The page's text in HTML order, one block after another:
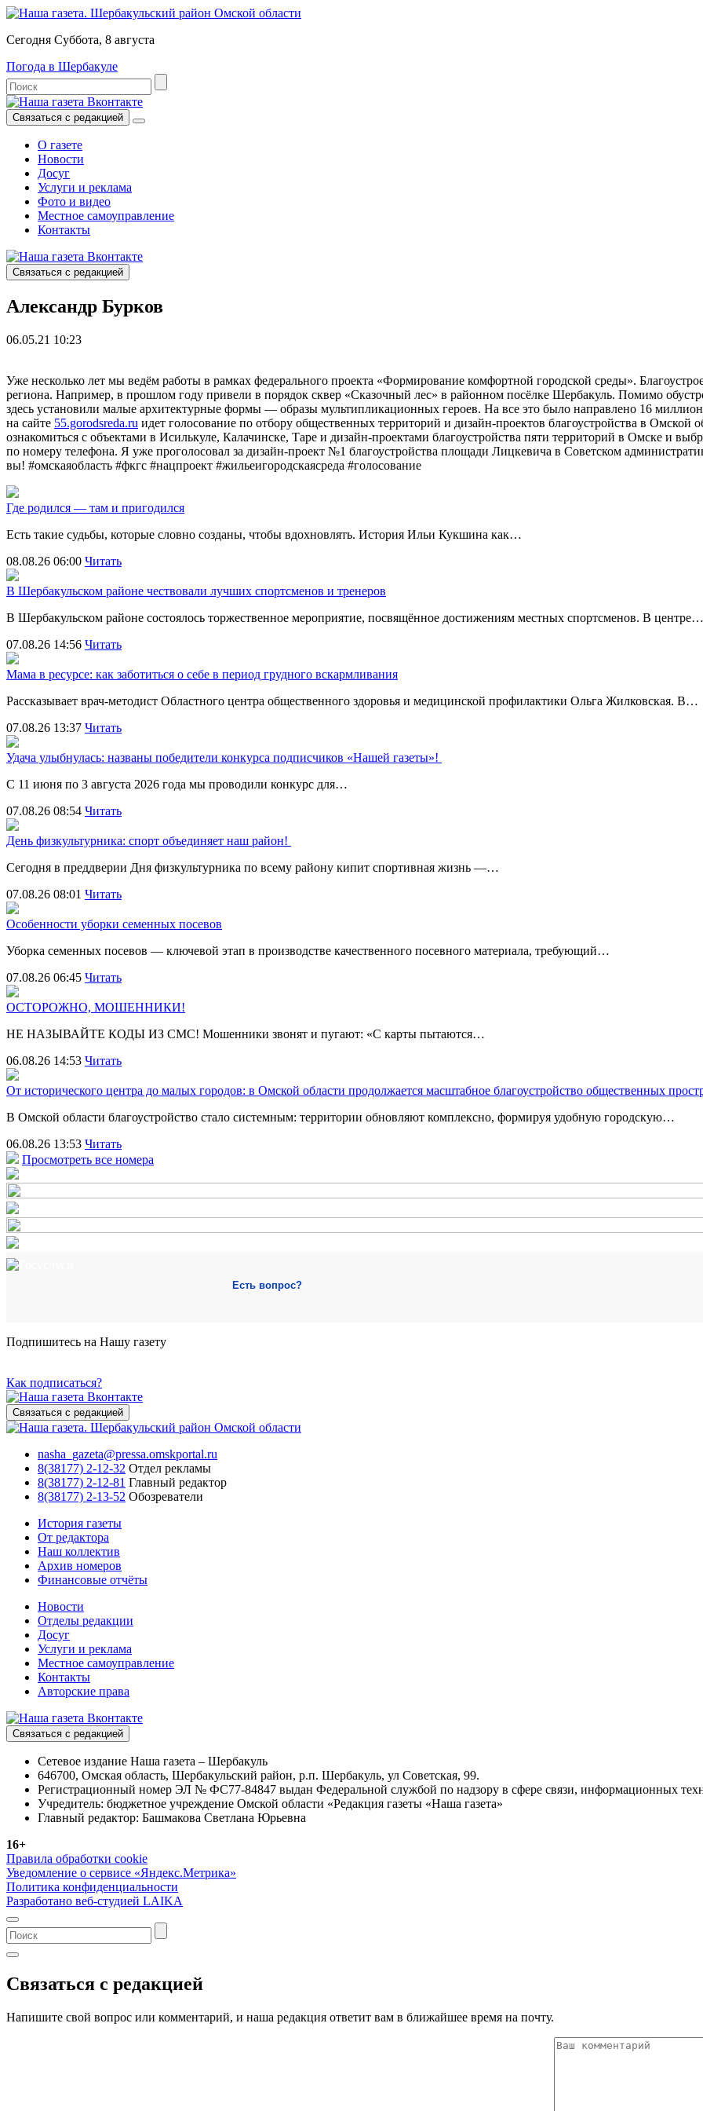
Сегодня Суббота, 8 августа
Погода в Шербакуле
Связаться с редакцией
О газете
Новости
Досуг
Услуги и реклама
Фото и видео
Местное самоуправление
Контакты
Связаться с редакцией
Александр Бурков
06.05.21 10:23
Уже несколько лет мы ведём работы в рамках федерального проекта «Формирование комфортной городской среды».
региона. Например, в прошлом году привели в порядок сквер «Сказочный лес» в районном посёлке Шербакуль. Помимо
здесь установили малые архитектурные формы — образы мультипликационных героев. На все это было направлено 16
на сайте 55.gorodsreda.ru идет голосование по отбору общественных территорий и дизайн-проектов благоустройства в
ознакомиться с объектами в Исилькуле, Калачинске, Таре и дизайн-проектами благоустройства пяти территорий в Омске и
по номеру телефона. Я уже проголосовал за дизайн-проект №1 благоустройства площади Лицкевича в Советском
вы! #омскаяобласть #фкгс #нацпроект #жильеигородскаясреда #голосование
Где родился — там и пригодился
Есть такие судьбы, которые словно созданы, чтобы вдохновлять. История Ильи Кукшина как…
08.08.26 06:00 Читать
В Шербакульском районе чествовали лучших спортсменов и тренеров
В Шербакульском районе состоялось торжественное мероприятие, посвящённое достижениям местных спортсменов. В центре…
07.08.26 14:56 Читать
Мама в ресурсе: как заботиться о себе в период грудного вскармливания
Рассказывает врач-методист Областного центра общественного здоровья и медицинской профилактики Ольга Жилковская. В…
07.08.26 13:37 Читать
Удача улыбнулась: названы победители конкурса подписчиков «Нашей газеты»!
С 11 июня по 3 августа 2026 года мы проводили конкурс для…
07.08.26 08:54 Читать
День физкультурника: спорт объединяет наш район!
Сегодня в преддверии Дня физкультурника по всему району кипит спортивная жизнь —…
07.08.26 08:01 Читать
Особенности уборки семенных посевов
Уборка семенных посевов — ключевой этап в производстве качественного посевного материала, требующий…
07.08.26 06:45 Читать
ОСТОРОЖНО, МОШЕННИКИ!
НЕ НАЗЫВАЙТЕ КОДЫ ИЗ СМС! Мошенники звонят и пугают: «С карты пытаются…
06.08.26 14:53 Читать
От исторического центра до малых городов: в Омской области продолжается масштабное благоустройство общественных
В Омской области благоустройство стало системным: территории обновляют комплексно, формируя удобную городскую…
06.08.26 13:53 Читать
Просмотреть все номера
Есть вопрос?
Подпишитесь на Нашу газету
Как подписаться?
Связаться с редакцией
nasha_gazeta@pressa.omskportal.ru
8(38177) 2-12-32 Отдел рекламы
8(38177) 2-12-81 Главный редактор
8(38177) 2-13-52 Обозреватели
История газеты
От редактора
Наш коллектив
Архив номеров
Финансовые отчёты
Новости
Отделы редакции
Досуг
Услуги и реклама
Местное самоуправление
Контакты
Авторские права
Связаться с редакцией
Сетевое издание Наша газета – Шербакуль
646700, Омская область, Шербакульский район, р.п. Шербакуль, ул Советская, 99.
Регистрационный номер ЭЛ № ФС77-84847 выдан Федеральной службой по надзору в сфере связи, информационных
Учредитель: бюджетное учреждение Омской области «Редакция газеты «Наша газета»
Главный редактор: Башмакова Светлана Юрьевна
16+
Правила обработки cookie
Уведомление о сервисе «Яндекс.Метрика»
Политика конфиденциальности
Разработано веб-студией LAIKA
Связаться с редакцией
Напишите свой вопрос или комментарий, и наша редакция ответит вам в ближайшее время на почту.